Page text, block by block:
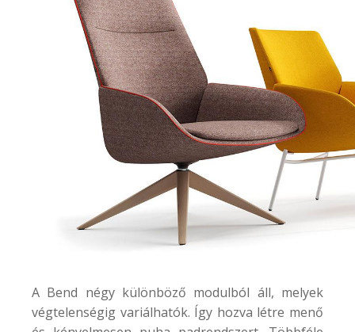
A Bend négy különböző modulból áll, melyek
végtelenségig variálhatók. Így hozva létre menő